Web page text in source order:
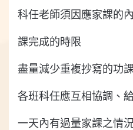
科任老師須因應家課的
課完成的時限
盡量減少重複抄寫的功
各班科任應互相協調、
一天內有過量家課之情